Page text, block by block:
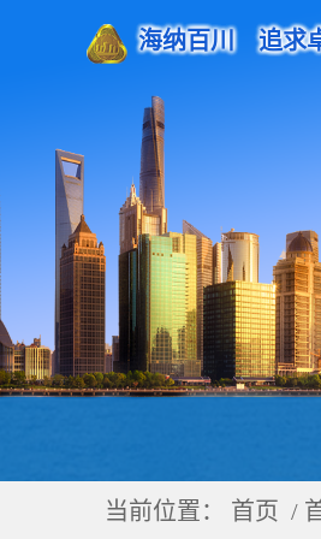
海纳百川 追求
当前位置： 首页 /